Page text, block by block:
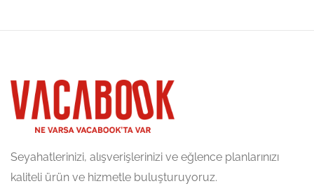
Seyahatlerinizi, alışverişlerinizi ve eğlence planlarınızı
kaliteli ürün ve hizmetle buluşturuyoruz.